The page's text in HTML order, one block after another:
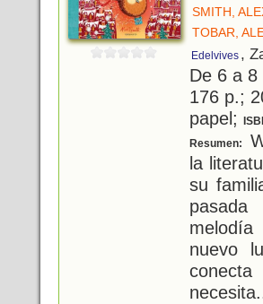
SMITH,
TOBAR,
Edelvives ,
De 6 a
176 p.;
papel;
Resumen:
la
su
nuevo
necesita